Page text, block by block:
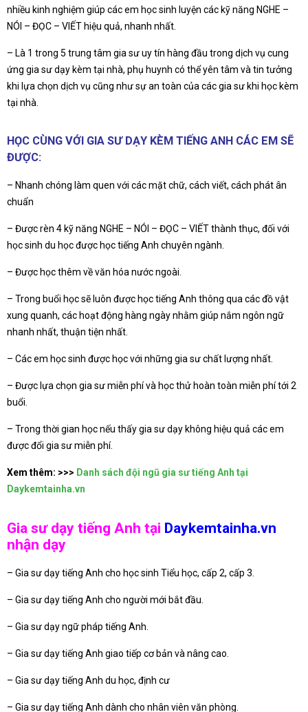
nhiều kinh nghiệm giúp các em học sinh luyện các kỹ năng NGHE –
NÓI – ĐỌC – VIẾT hiệu quả, nhanh nhất.
– Là 1 trong 5 trung tâm gia sư uy tín hàng đầu trong dịch vụ cung
ứng gia sư dạy kèm tại nhà, phụ huynh có thể yên tâm và tin tưởng
khi lựa chọn dịch vụ cũng như sự an toàn của các gia sư khi học kèm
tại nhà.
HỌC CÙNG VỚI GIA SƯ DẠY KÈM TIẾNG ANH CÁC EM SẼ
ĐƯỢC:
– Nhanh chóng làm quen với các mặt chữ, cách viết, cách phát ân
chuẩn
– Được rèn 4 kỹ năng NGHE – NÓI – ĐỌC – VIẾT thành thục, đối với
học sinh du học được học tiếng Anh chuyên ngành.
– Được học thêm về văn hóa nước ngoài.
– Trong buổi học sẽ luôn được học tiếng Anh thông qua các đồ vật
xung quanh, các hoạt động hàng ngày nhằm giúp nắm ngôn ngữ
nhanh nhất, thuận tiện nhất.
– Các em học sinh được học với những gia sư chất lượng nhất.
– Được lựa chọn gia sư miễn phí và học thử hoàn toàn miễn phí tới 2
buổi.
– Trong thời gian học nếu thấy gia sư dạy không hiệu quả các em
được đổi gia sư miễn phí.
Xem thêm: >>> Danh sách đội ngũ gia sư tiếng Anh tại
Daykemtainha.vn
Gia sư dạy tiếng Anh tại Daykemtainha.vn
nhận dạy
– Gia sư dạy tiếng Anh cho học sinh Tiểu học, cấp 2, cấp 3.
– Gia sư dạy tiếng Anh cho người mới bắt đầu.
– Gia sư dạy ngữ pháp tiếng Anh.
– Gia sư dạy tiếng Anh giao tiếp cơ bản và nâng cao.
– Gia sư dạy tiếng Anh du học, định cư
– Gia sư dạy tiếng Anh dành cho nhân viên văn phòng.